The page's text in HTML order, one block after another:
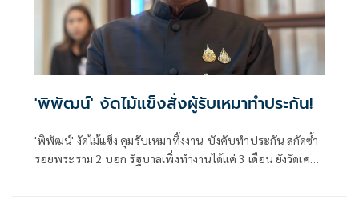
'พิพัฒน์' งัดไม้แข็งสั่งผู้รับเหมาทำประกัน!
'พิพัฒน์' งัดไม้แข็ง คุมรับเหมาทิ้งงาน-บังคับทำประกัน สกัดซ้ำ
รอยพระราม 2 บอก รัฐบาลเพิ่งทำงานได้แค่ 3 เดือน ยังวัดเคพี